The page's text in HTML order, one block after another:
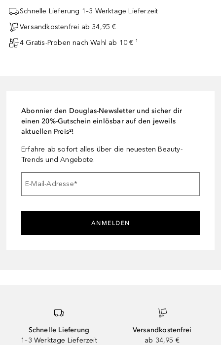
Schnelle Lieferung 1–3 Werktage Lieferzeit
Versandkostenfrei ab 34,95 €
4 Gratis-Proben nach Wahl ab 10 € ¹
Abonnier den Douglas-Newsletter und sicher dir
einen 20%-Gutschein einlösbar auf den jeweils
aktuellen Preis²!
Erfahre ab sofort alles über die neuesten Beauty-
Trends und Angebote.
E-Mail-Adresse*
ANMELDEN
Schnelle Lieferung
1–3 Werktage Lieferzeit
Versandkostenfrei
ab 34,95 €